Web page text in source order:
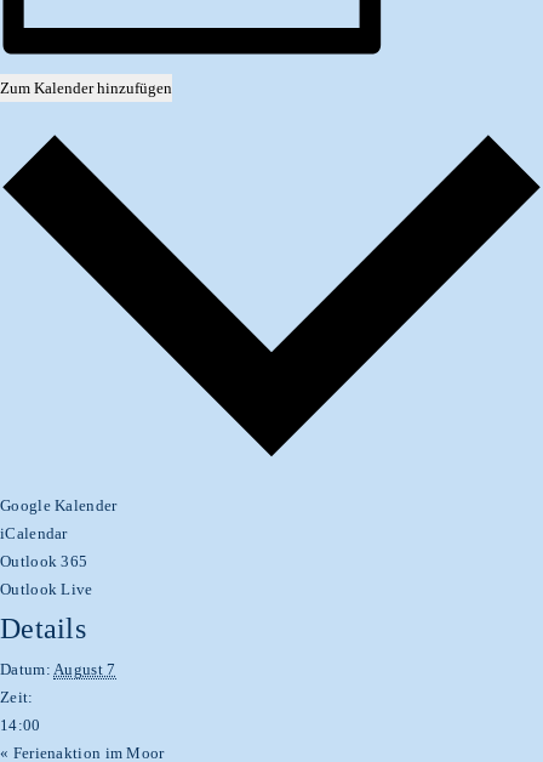
Zum Kalender hinzufügen
Google Kalender
iCalendar
Outlook 365
Outlook Live
Details
Datum: August 7
Zeit:
14:00
« Ferienaktion im Moor